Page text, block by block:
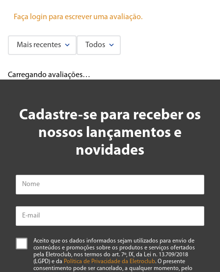
Faça login para escrever uma avaliação.
Mais recentes Todos
Carregando avaliações…
Cadastre-se para receber os
nossos lançamentos e
novidades
Aceito que os dados informados sejam utilizados para envio de
conteúdos e promoções sobre os produtos e serviços ofertados
pela Eletroclub, nos termos do art. 7º, IX, da Lei n. 13.709/2018
(LGPD) e da Política de Privacidade da Eletroclub. O presente
consentimento pode ser cancelado, a qualquer momento, pelo